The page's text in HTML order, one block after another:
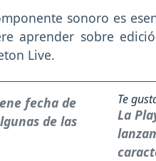
sonoro es
aprender sobre
Live.
Te
La